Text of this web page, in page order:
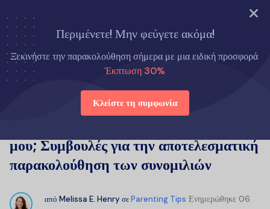
ΔΟΚΙΜΑΣΤΕ ΤΩΡΑ
Περιμένετε! Μην φεύγετε ακόμα!
Ξεκινήστε την παρακολούθηση σήμερα με μια ειδική προσφορά
Έκπτωση 30%
Κλείστε τη συμφωνία
Αρχική σελίδα
Συμβουλές για γονείς
Είναι το Discord ασφαλές για το παιδί μου; Συμβουλές για την
αποτελεσματική παρακολούθηση των συνομιλιών
μου; Συμβουλές για την αποτελεσματική
παρακολούθηση των συνομιλιών
από Melissa E. Henry σεParenting Tips Ενημερώθηκε 06